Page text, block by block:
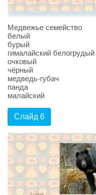
Медвежье семейство
белый
бурый
гималайский белогрудый
очковый
чёрный
медведь-губач
панда
малайский
Слайд 6